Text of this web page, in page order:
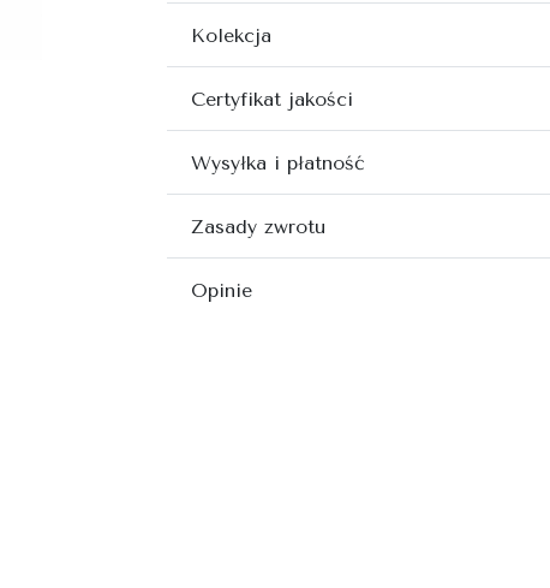
Kolekcja
Certyfikat jakości
Wysyłka i płatność
Zasady zwrotu
Opinie